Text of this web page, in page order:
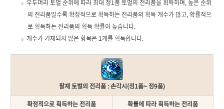
우두머리 토벌 순위에 따라 최대 정1품 토벌의 전리품을 획득하며, 높은 순위
의 전리품일수록 확정적으로 획득하는 전리품의 획득 개수가 많고, 확률적으
로 획득하는 전리품의 획득 확률이 높습니다.
개수가 기재되지 않은 항목은 1개를 획득합니다.
팔재 토벌의 전리품 : 손각시(정1품~ 정9품)
확정적으로 획득하는 전리품
확률에 따라 획득하는 전리품